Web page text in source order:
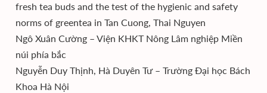
fresh tea buds and the test of the hygienic and safety
norms of greentea in Tan Cuong, Thai Nguyen
Ngô Xuân Cường – Viện KHKT Nông Lâm nghiệp Miền
núi phía bắc
Nguyễn Duy Thịnh, Hà Duyên Tư – Trường Đại học Bách
Khoa Hà Nội